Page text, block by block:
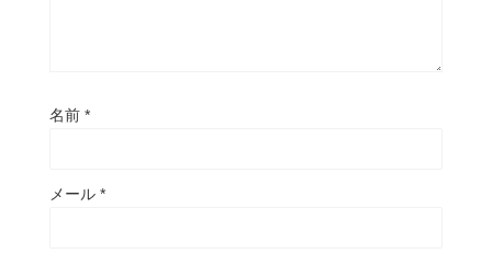
名前 *
メール *